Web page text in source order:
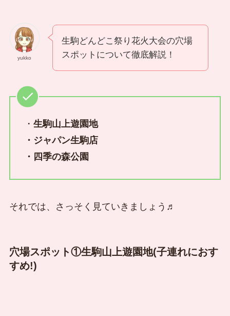
yukko
生駒どんどこ祭り花火大会の穴場
スポットについて徹底解説！
・ 生駒山上遊園地
・ジャパン生駒店
・四季の森公園
それでは、さっそく見ていきましょう♬
穴場スポット①生駒山上遊園地(子連れにおす
すめ!)